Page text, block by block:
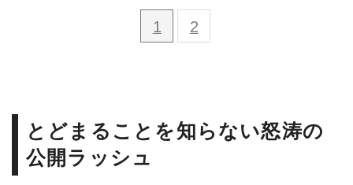
1 2
とどまることを知らない怒涛の
公開ラッシュ